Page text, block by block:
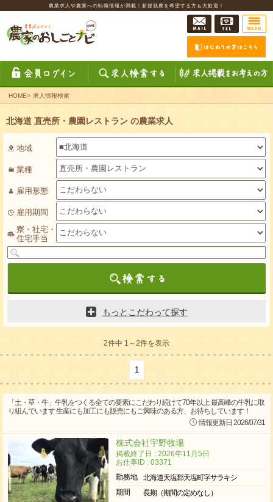
農業求人や農業への転職情報が満載！新規就農を希望する方も大歓迎！
HOME> 求人情報検索
北海道 直売所・農園レストラン の農業求人
地域
業種
雇用形態
雇用期間
寮・社宅・
住宅手当
もっとこだわって探す
2件中 1～2件を表示
1
「土・草・牛」牛乳をつくる全ての要素にこだわり続けて70年以上 最高峰の牛乳に取
り組んでいます 生産にも加工にも販売にもご興味のある方、お待ちしています！
情報更新日 2026/07/31
株式会社宇野牧場
掲載終了日 : 2026年11月5日
お仕事ID : 03371
勤務地
北海道天塩郡天塩町字サラキシ
期間
長期（期間の定めなし）